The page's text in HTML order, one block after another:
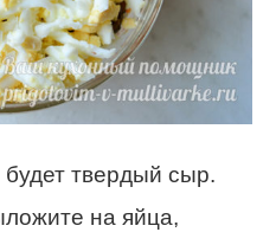
твердый сыр.
на яйца,